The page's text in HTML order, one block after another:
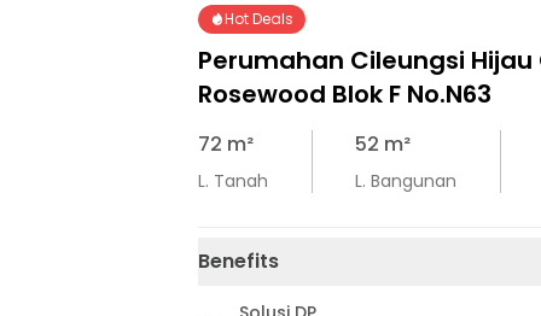
Hot Deals
Perumahan Cileungsi Hijau
Rosewood Blok F No.N63
72 m²
L. Tanah
52 m²
L. Bangunan
Benefits